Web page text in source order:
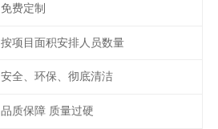
免费定制
按项目面积安排人员数量
安全、环保、彻底清洁
品质保障 质量过硬